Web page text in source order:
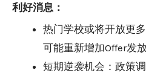
利好消息：
热门学校或将开放更
可能重新增加Offer发
短期逆袭机会：政策